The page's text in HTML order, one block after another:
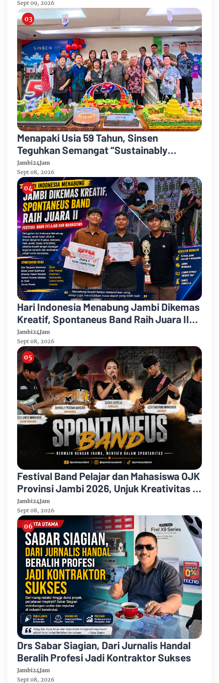
Sept 09, 2026
Menapaki Usia 59 Tahun, Sinsen
Teguhkan Semangat “Sustainably
Growing”
Jambi24Jam
Sept 08, 2026
Hari Indonesia Menabung Jambi Dikemas
Kreatif, Spontaneus Band Raih Juara II
Festival Band Pelajar dan Mahasiswa
Jambi24Jam
Sept 08, 2026
Festival Band Pelajar dan Mahasiswa OJK
Provinsi Jambi 2026, Unjuk Kreativitas di
Taman Banjuran Budayo, Spontaneus
Band Raih Juara 2
Jambi24Jam
Sept 08, 2026
Drs Sabar Siagian, Dari Jurnalis Handal
Beralih Profesi Jadi Kontraktor Sukses
Jambi24Jam
Sept 08, 2026